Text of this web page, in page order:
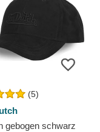
(5)
gebogen schwarz